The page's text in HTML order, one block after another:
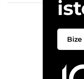
Bize